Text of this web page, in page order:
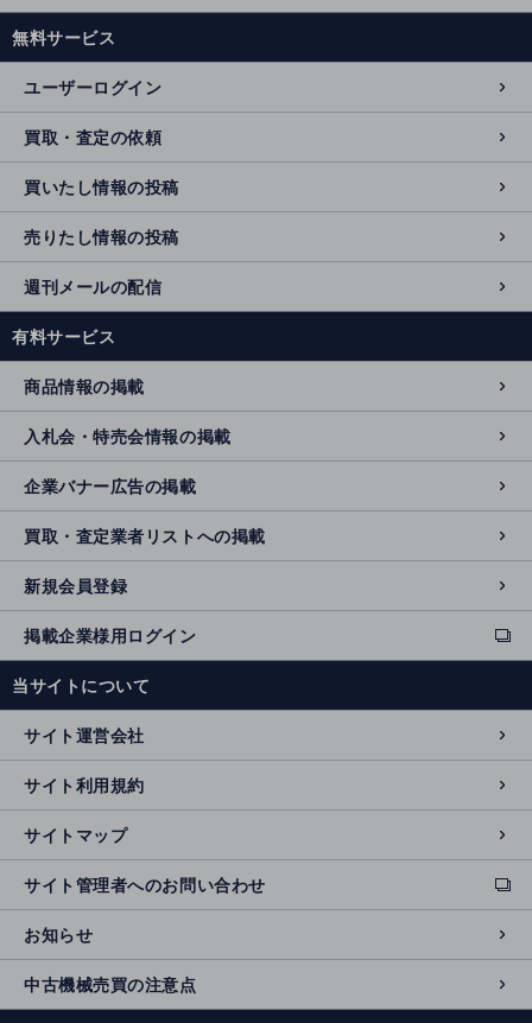
無料サービス
ユーザーログイン
買取・査定の依頼
買いたし情報の投稿
売りたし情報の投稿
週刊メールの配信
有料サービス
商品情報の掲載
入札会・特売会情報の掲載
企業バナー広告の掲載
買取・査定業者リストへの掲載
新規会員登録
掲載企業様用ログイン
ext
e
n
al
si
t
e
当サイトについて
サイト運営会社
サイト利用規約
サイトマップ
サイト管理者へのお問い合わせ
ext
e
r
n
al
si
お知らせ
中古機械売買の注意点